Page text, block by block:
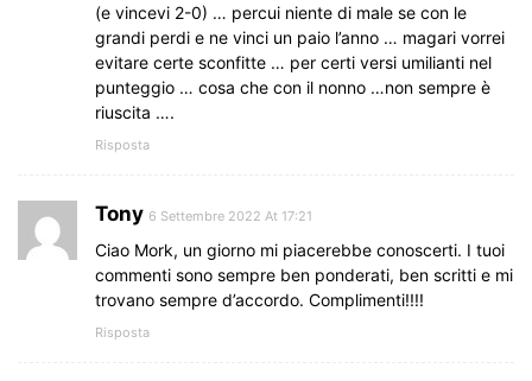
(e vincevi 2-0) … percui niente di male se con le
grandi perdi e ne vinci un paio l’anno … magari vorrei
evitare certe sconfitte … per certi versi umilianti nel
punteggio … cosa che con il nonno …non sempre è
riuscita ….
Risposta
Tony 6 Settembre 2022 At 17:21
Ciao Mork, un giorno mi piacerebbe conoscerti. I tuoi
commenti sono sempre ben ponderati, ben scritti e mi
trovano sempre d’accordo. Complimenti!!!!
Risposta